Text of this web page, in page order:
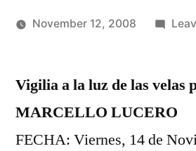
November 12, 2008
Vigilia a la luz de las velas
MARCELLO LUCERO
FECHA: Viernes, 14 de